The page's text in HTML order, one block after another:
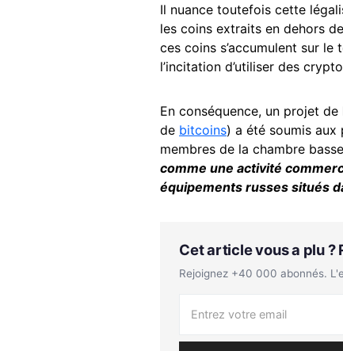
Il nuance toutefois cette
les coins extraits en dehors
ces coins s’accumulent sur
l’incitation d’utiliser des
En conséquence, un projet
de bitcoins) a été soumis
membres de la chambre
comme une activité
équipements russes situés
Cet article vous a plu ?
Rejoignez +40 000 abonnés.